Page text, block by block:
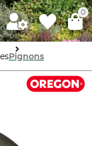
0
Pignons